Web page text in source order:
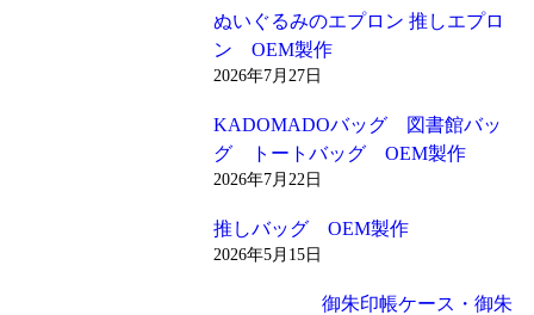
ぬいぐるみのエプロン 推しエプロ
ン OEM製作
2026年7月27日
KADOMADOバッグ 図書館バッ
グ トートバッグ OEM製作
2026年7月22日
推しバッグ OEM製作
2026年5月15日
御朱印帳ケース・御朱